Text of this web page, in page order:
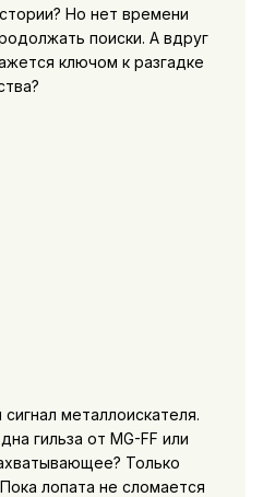
Но нет времени
поиски. А вдруг
ключом к разгадке
металлоискателя.
гильза от MG-FF или
Только
лопата не сломается